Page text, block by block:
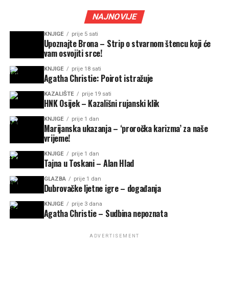
NAJNOVIJE
KNJIGE prije 5 sati
Upoznajte Brona – Strip o stvarnom štencu koji će
vam osvojiti srce!
KNJIGE prije 18 sati
Agatha Christie: Poirot istražuje
KAZALIŠTE prije 19 sati
HNK Osijek – Kazališni rujanski klik
KNJIGE prije 1 dan
Marijanska ukazanja – ‘proročka karizma’ za naše
vrijeme!
KNJIGE prije 1 dan
Tajna u Toskani – Alan Hlad
GLAZBA prije 1 dan
Dubrovačke ljetne igre – događanja
KNJIGE prije 3 dana
Agatha Christie – Sudbina nepoznata
ADVERTISEMENT